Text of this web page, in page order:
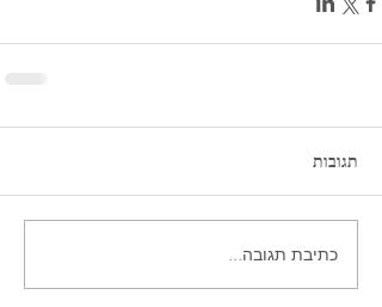
תגובות
כתיבת תגובה...